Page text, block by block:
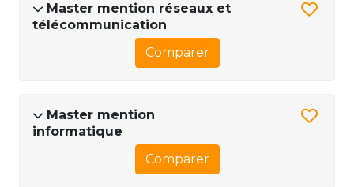
Master mention réseaux et
télécommunication
Comparer
Master mention
informatique
Comparer